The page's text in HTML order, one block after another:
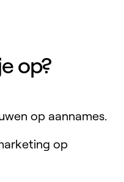
op?
op aannames.
op